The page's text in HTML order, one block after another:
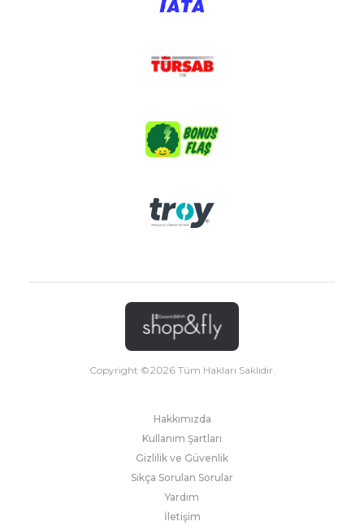
Copyright ©2026Tüm Hakları Saklıdır.
Hakkımızda
Kullanım Şartları
Gizlilik ve Güvenlik
Sıkça Sorulan Sorular
Yardım
İletişim